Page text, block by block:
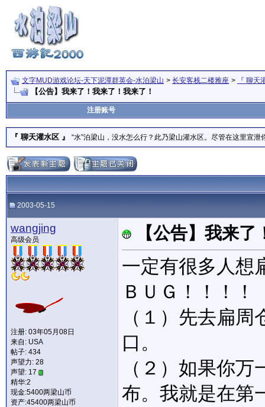
文字MUD游戏论坛-天下泥潭群英会-水泊梁山 > 长安客栈二楼雅座 > 『 聊天
【公告】我来了！我来了！我来了！
注册账号
『 聊天灌水区 』 “水”泊梁山，没水怎么行？此乃梁山灌水区。尽管在这里宣
2003-05-15
wangjing
高级会员
注册: 03年05月08日
来自: USA
帖子: 434
声望力: 28
声望: 17
精华:2
现金:5400两梁山币
资产:45400两梁山币
【公告】我来
一定有很多人想
ＢＵＧ！！！！
（１）先去扁
口。
（２）如果你
布。我就是在第